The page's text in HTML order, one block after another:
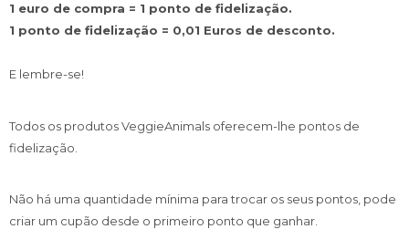
1 euro de compra = 1 ponto de fidelização.
1 ponto de fidelização = 0,01 Euros de desconto.
E lembre-se!
Todos os produtos VeggieAnimals oferecem-lhe pontos de
fidelização.
Não há uma quantidade mínima para trocar os seus pontos, pode
criar um cupão desde o primeiro ponto que ganhar.